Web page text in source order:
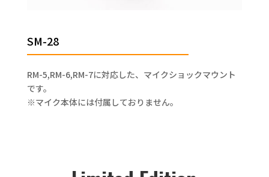
SM-28
RM-5,RM-6,RM-7に対応した、マイクショックマウント
です。
※マイク本体には付属しておりません。